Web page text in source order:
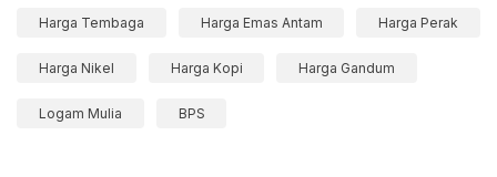
Harga Tembaga Harga Emas Antam Harga Perak
Harga Nikel Harga Kopi Harga Gandum
Logam Mulia BPS